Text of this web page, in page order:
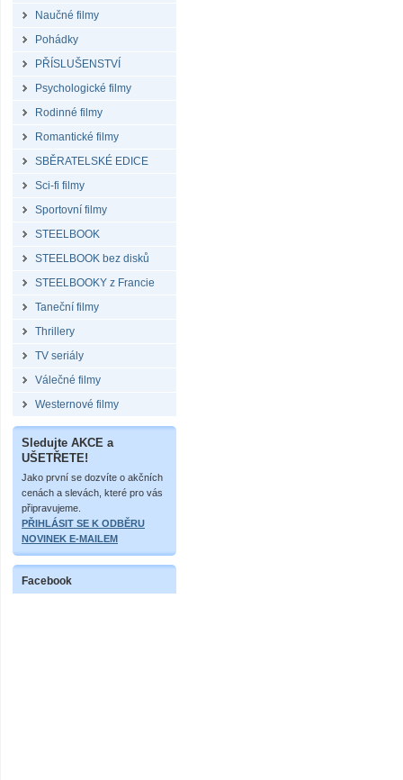
Naučné filmy
Pohádky
PŘÍSLUŠENSTVÍ
Psychologické filmy
Rodinné filmy
Romantické filmy
SBĚRATELSKÉ EDICE
Sci-fi filmy
Sportovní filmy
STEELBOOK
STEELBOOK bez disků
STEELBOOKY z Francie
Taneční filmy
Thrillery
TV seriály
Válečné filmy
Westernové filmy
Sledujte AKCE a
UŠETŘETE!
Jako první se dozvíte o akčních
cenách a slevách, které pro vás
připravujeme.
PŘIHLÁSIT SE K ODBĚRU
NOVINEK E-MAILEM
Facebook